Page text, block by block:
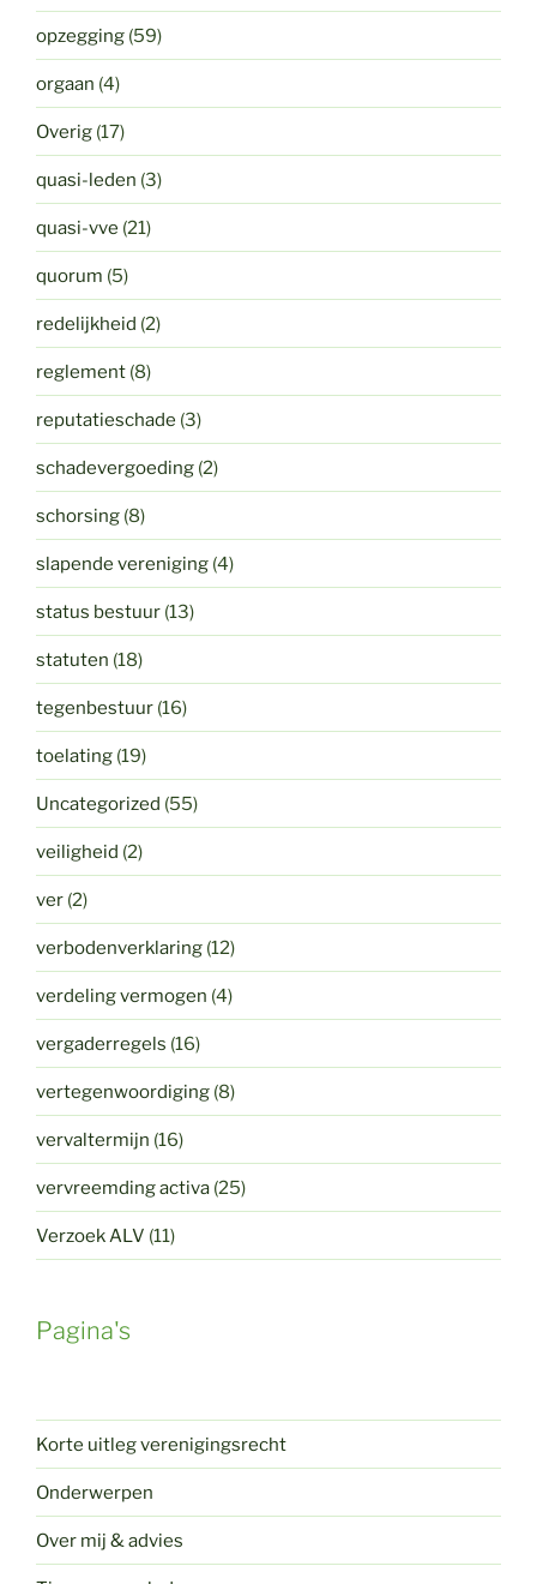
opzegging (59)
orgaan (4)
Overig (17)
quasi-leden (3)
quasi-vve (21)
quorum (5)
redelijkheid (2)
reglement (8)
reputatieschade (3)
schadevergoeding (2)
schorsing (8)
slapende vereniging (4)
status bestuur (13)
statuten (18)
tegenbestuur (16)
toelating (19)
Uncategorized (55)
veiligheid (2)
ver (2)
verbodenverklaring (12)
verdeling vermogen (4)
vergaderregels (16)
vertegenwoordiging (8)
vervaltermijn (16)
vervreemding activa (25)
Verzoek ALV (11)
Pagina's
Korte uitleg verenigingsrecht
Onderwerpen
Over mij & advies